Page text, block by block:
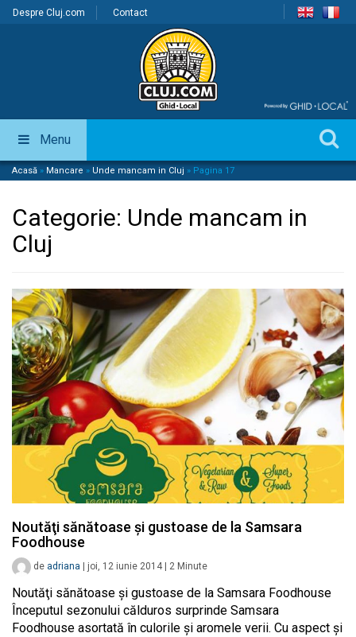
Despre Cluj.com Contact
Menu
Acasă » Mancare » Unde mancam in Cluj » Pagina 17
Categorie: Unde mancam in
Cluj
Noutăţi sănătoase şi gustoase de la Samsara
Foodhouse
de adriana joi, 12 iunie 2014 2 Minute
Noutăţi sănătoase şi gustoase de la Samsara Foodhouse
Începutul sezonului călduros surprinde Samsara
Foodhouse asortată în culorile şi aromele verii. Cu aspect și